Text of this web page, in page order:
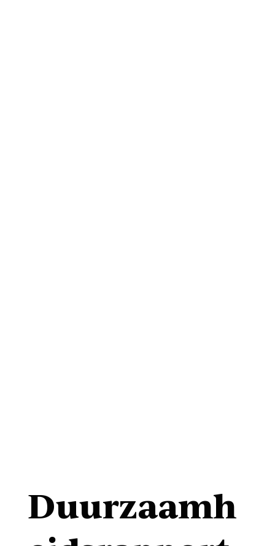
Duurzaamh